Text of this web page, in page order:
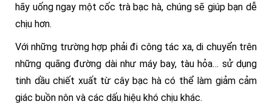
hãy uống ngay một cốc trà bạc hà, chúng sẽ giúp bạn dễ
chịu hơn.
Với những trường hợp phải đi công tác xa, di chuyển trên
những quãng đường dài như máy bay, tàu hỏa… sử dụng
tinh dầu chiết xuất từ cây bạc hà có thể làm giảm cảm
giác buồn nôn và các dấu hiệu khó chịu khác.